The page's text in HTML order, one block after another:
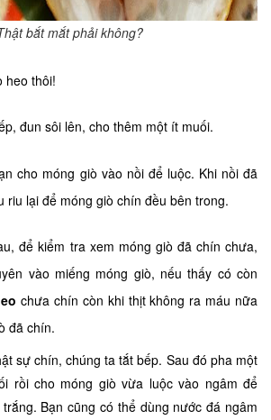
bắt mắt phải không?
heo thôi!
đun sôi lên, cho thêm một ít muối.
cho móng giò vào nồi để luộc. Khi nồi đã
riu lại để móng giò chín đều bên trong.
để kiểm tra xem móng giò đã chín chưa,
vào miếng móng giò, nếu thấy có còn
chưa chín còn khi thịt không ra máu nữa
đã chín.
sự chín, chúng ta tắt bếp. Sau đó pha một
rồi cho móng giò vừa luộc vào ngâm để
Bạn cũng có thể dùng nước đá ngâm